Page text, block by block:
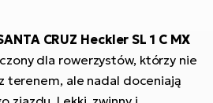
CRUZ Heckler SL 1 C MX
dla rowerzystów, którzy nie
terenem, ale nadal doceniają